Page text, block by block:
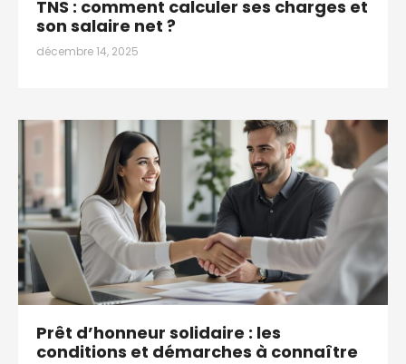
TNS : comment calculer ses charges et
son salaire net ?
décembre 14, 2025
Prêt d’honneur solidaire : les
conditions et démarches à connaître